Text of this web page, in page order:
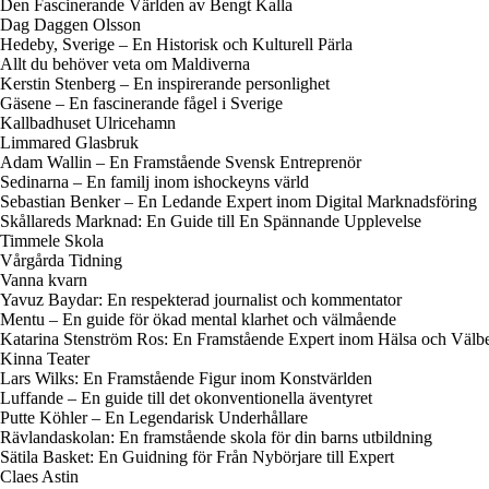
Den Fascinerande Världen av Bengt Kalla
Dag Daggen Olsson
Hedeby, Sverige – En Historisk och Kulturell Pärla
Allt du behöver veta om Maldiverna
Kerstin Stenberg – En inspirerande personlighet
Gäsene – En fascinerande fågel i Sverige
Kallbadhuset Ulricehamn
Limmared Glasbruk
Adam Wallin – En Framstående Svensk Entreprenör
Sedinarna – En familj inom ishockeyns värld
Sebastian Benker – En Ledande Expert inom Digital Marknadsföring
Skållareds Marknad: En Guide till En Spännande Upplevelse
Timmele Skola
Vårgårda Tidning
Vanna kvarn
Yavuz Baydar: En respekterad journalist och kommentator
Mentu – En guide för ökad mental klarhet och välmående
Katarina Stenström Ros: En Framstående Expert inom Hälsa och
Kinna Teater
Lars Wilks: En Framstående Figur inom Konstvärlden
Luffande – En guide till det okonventionella äventyret
Putte Köhler – En Legendarisk Underhållare
Rävlandaskolan: En framstående skola för din barns utbildning
Sätila Basket: En Guidning för Från Nybörjare till Expert
Claes Astin